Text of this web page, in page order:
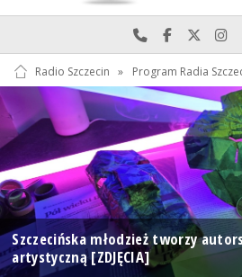
Najlepiej po
Odwiedź
Radio Szczecin » Program Radia
Szczecińska młodzież tworzy
artystyczną [ZDJĘCIA]